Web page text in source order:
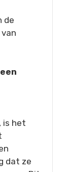
de
is het
dat ze